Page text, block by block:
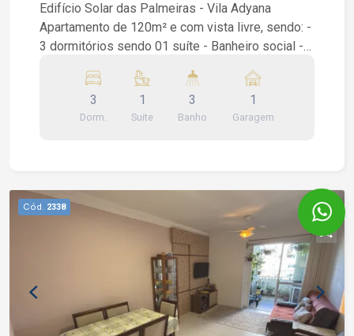
Edifício Solar das Palmeiras - Vila Adyana
Apartamento de 120m² e com vista livre, sendo: -
3 dormitórios sendo 01 suíte - Banheiro social -
armários - Cozinha - Área de serviço - Banheiro
de serviço - 1 vaga de garagem Condomínio: -
Salão de festa - Sala de reuniões - Playground
3
Dorm.
1
Suite
3
Banho
1
Garagem
Cód. 2338